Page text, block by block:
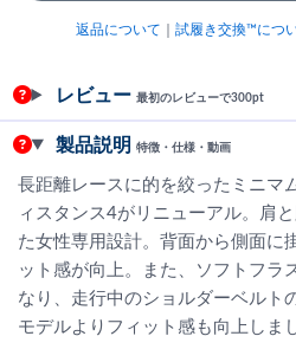
返品について 試履き交換™につ
レビュー 最初のレビューで300pt
製品説明 特徴・仕様・動画
長距離レースに的を絞ったミニマ
ィスタンス4がリニューアル。肩
た女性専用設計。背面から側面に
ット感が向上。また、ソフトフラ
なり、走行中のショルダーベルト
モデルよりフィット感も向上しま